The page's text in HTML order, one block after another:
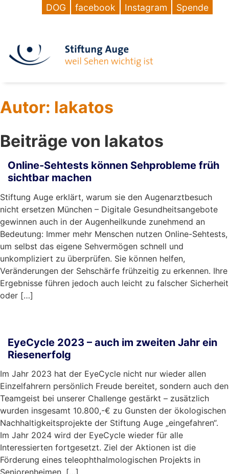
DOG facebook Instagram Spende
Autor: lakatos
Beiträge von lakatos
Online-Sehtests können Sehprobleme früh
sichtbar machen
Stiftung Auge erklärt, warum sie den Augenarztbesuch
nicht ersetzen München – Digitale Gesundheitsangebote
gewinnen auch in der Augenheilkunde zunehmend an
Bedeutung: Immer mehr Menschen nutzen Online-Sehtests,
um selbst das eigene Sehvermögen schnell und
unkompliziert zu überprüfen. Sie können helfen,
Veränderungen der Sehschärfe frühzeitig zu erkennen. Ihre
Ergebnisse führen jedoch auch leicht zu falscher Sicherheit
oder […]
EyeCycle 2023 – auch im zweiten Jahr ein
Riesenerfolg
Im Jahr 2023 hat der EyeCycle nicht nur wieder allen
Einzelfahrern persönlich Freude bereitet, sondern auch den
Teamgeist bei unserer Challenge gestärkt – zusätzlich
wurden insgesamt 10.800,-€ zu Gunsten der ökologischen
Nachhaltigkeitsprojekte der Stiftung Auge „eingefahren“.
Im Jahr 2024 wird der EyeCycle wieder für alle
Interessierten fortgesetzt. Ziel der Aktionen ist die
Förderung eines teleophthalmologischen Projekts in